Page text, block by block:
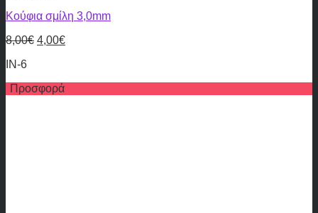
Κούφια σμίλη 3,0mm
8,00€ 4,00€
IN-6
Προσφορά